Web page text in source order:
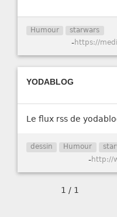
Humour starwars
-
YODABLOG
Le flux rss de
dessin Humour
-http://
1 / 1